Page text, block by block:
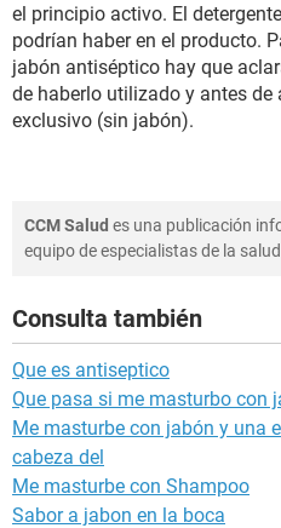
el principio activo. El
podrían haber en el producto.
jabón antiséptico hay que
de haberlo utilizado y antes
exclusivo (sin jabón).
CCM Salud es una publicación
equipo de especialistas de la
Consulta también
Que es antiseptico
Que pasa si me masturbo con
Me masturbe con jabón y una
cabeza del
Me masturbe con Shampoo
Sabor a jabon en la boca